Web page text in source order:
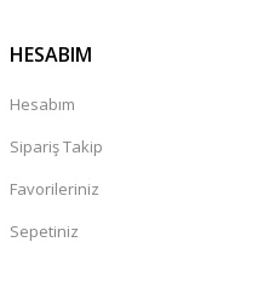
HESABIM
Hesabım
Sipariş Takip
Favorileriniz
Sepetiniz